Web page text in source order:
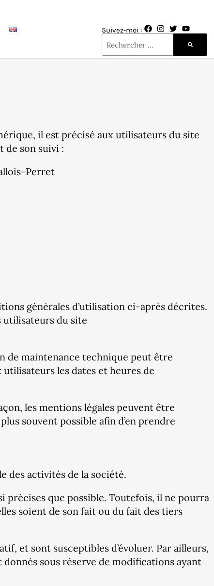
Suivez-moi :
il est précisé aux utilisateurs du site
de son suivi :
Perret
générales d’utilisation ci-après décrites.
utilisateurs du site
de maintenance technique peut être
les dates et heures de
les mentions légales peuvent être
souvent possible afin d’en prendre
des activités de la société.
précises que possible. Toutefois, il ne pourra
soient de son fait ou du fait des tiers
et sont susceptibles d’évoluer. Par ailleurs,
donnés sous réserve de modifications ayant